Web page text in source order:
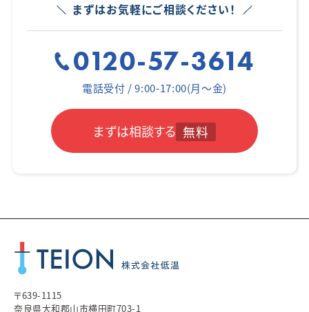
まずはお気軽にご相談ください！
0120-57-3614
電話受付 / 9:00-17:00(月～金)
まずは相談する 無料
〒639-1115
奈良県大和郡山市横田町703-1